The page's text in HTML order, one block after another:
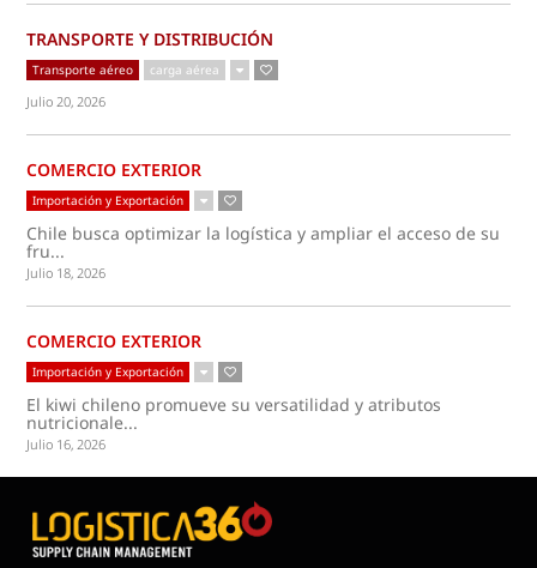
TRANSPORTE Y DISTRIBUCIÓN
Transporte aéreo carga aérea
Julio 20, 2026
COMERCIO EXTERIOR
Importación y Exportación
Chile busca optimizar la logística y ampliar el acceso de su
fru...
Julio 18, 2026
COMERCIO EXTERIOR
Importación y Exportación
El kiwi chileno promueve su versatilidad y atributos
nutricionale...
Julio 16, 2026